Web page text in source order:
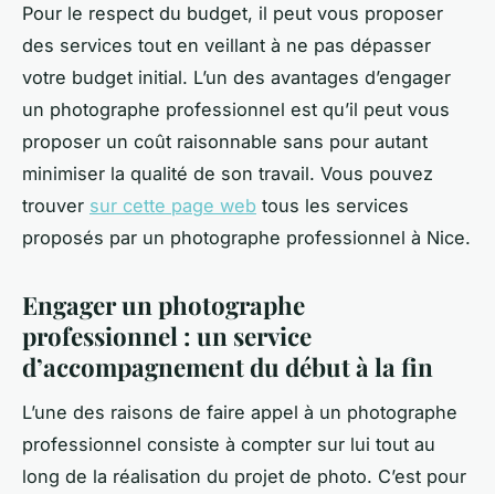
Pour le respect du budget, il peut vous proposer
des services tout en veillant à ne pas dépasser
votre budget initial. L’un des avantages d’engager
un photographe professionnel est qu’il peut vous
proposer un coût raisonnable sans pour autant
minimiser la qualité de son travail. Vous pouvez
trouver sur cette page web tous les services
proposés par un photographe professionnel à Nice.
Engager un photographe
professionnel : un service
d’accompagnement du début à la fin
L’une des raisons de faire appel à un photographe
professionnel consiste à compter sur lui tout au
long de la réalisation du projet de photo. C’est pour